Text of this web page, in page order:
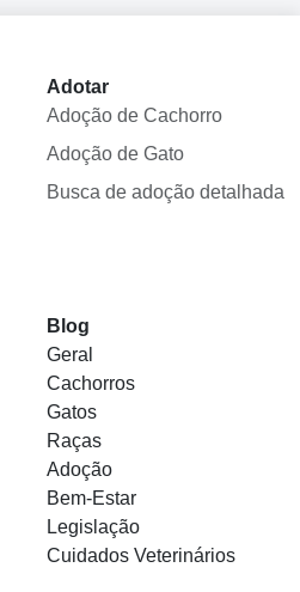
Adotar
Adoção de Cachorro
Adoção de Gato
Busca de adoção detalhada
Blog
Geral
Cachorros
Gatos
Raças
Adoção
Bem-Estar
Legislação
Cuidados Veterinários